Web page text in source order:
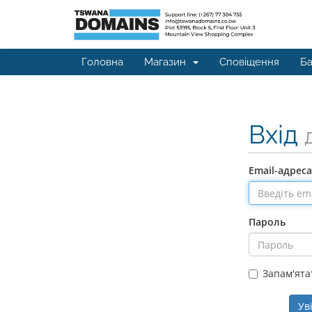
Головна Магазин Сповіщення
Вхід
Email-адреса
Пароль